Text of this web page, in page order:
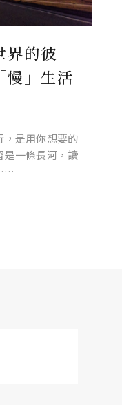
界的彼
慢」生活
，是用你想要的
是一條長河，讀